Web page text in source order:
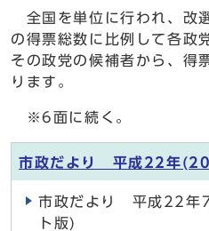
全国を単位に行われ、改
の得票総数に比例して各政
その政党の候補者から、得
ります。
※6面に続く。
市政だより 平成22年
市政だより 平成22年
ト版)